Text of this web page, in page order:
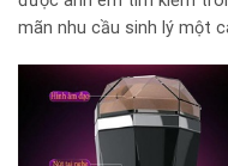
mãn nhu cầu sinh lý một